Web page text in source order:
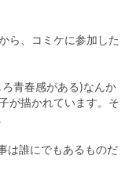
ら、コミケに参加した
青春感がある)なんか
が描かれています。そ
は誰にでもあるものだ